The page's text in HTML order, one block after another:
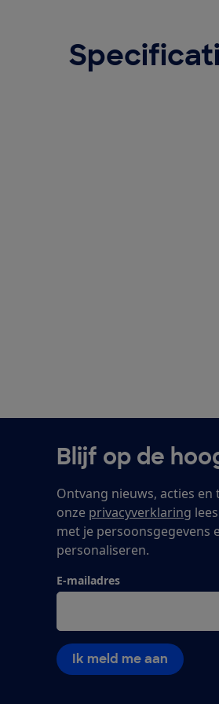
Blijf op de
Ontvang nieuws, acties en
onze privacyverklaring
met je persoonsgegevens
personaliseren.
E-mailadres
Ik meld me aan